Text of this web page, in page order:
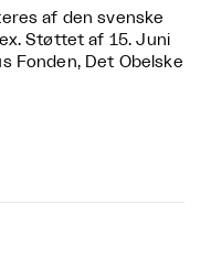
af den svenske
Støttet af 15. Juni
Fonden, Det Obelske